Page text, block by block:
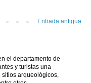
Entrada antigua
el departamento de
y turistas una
sitios arqueológicos,